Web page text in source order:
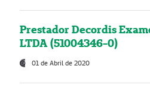
Prestador Decordis
LTDA (51004346-0)
01 de Abril de 2020